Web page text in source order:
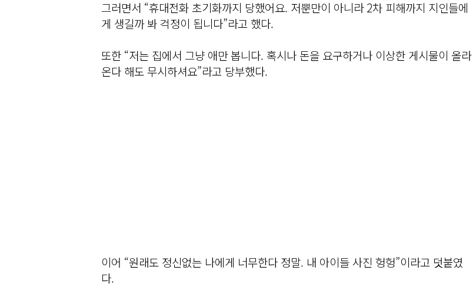
그러면서 “휴대전화 초기화까지 당했어요. 저뿐만이 아니라 2차 피해까지 지인들에
게 생길까 봐 걱정이 됩니다”라고 했다.
또한 “저는 집에서 그냥 애만 봅니다. 혹시나 돈을 요구하거나 이상한 게시물이 올라
온다 해도 무시하셔요”라고 당부했다.
이어 “원래도 정신없는 나에게 너무한다 정말. 내 아이들 사진 헝헝”이라고 덧붙였
다.